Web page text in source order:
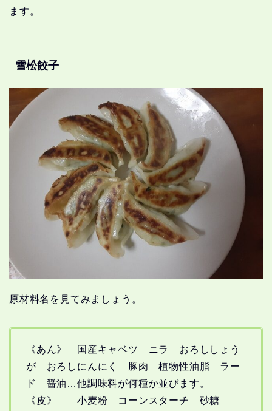
ます。
雪松餃子
原材料名を見てみましょう。
《あん》 国産キャベツ ニラ おろししょう
が おろしにんにく 豚肉 植物性油脂 ラー
ド 醤油…他調味料が何種か並びます。
《皮》 小麦粉 コーンスターチ 砂糖